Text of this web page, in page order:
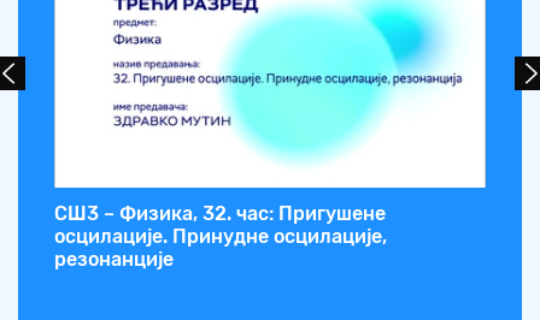
СШ3 – Физика, 32. час: Пригушене
осцилације. Принудне осцилације,
резонанције